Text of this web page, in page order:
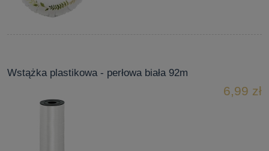
Wstążka plastikowa - perłowa biała 92m
6,99 zł